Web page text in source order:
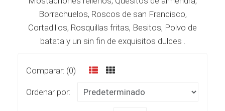
Borrachuelos, Roscos de san Francisco,
Cortadillos, Rosquillas fritas, Besitos, Polvo de
batata y un sin fin de exquisitos dulces .
Comparar: (0)
Ordenar por: